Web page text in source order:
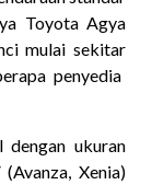
Toyota Agya
mulai sekitar
penyedia
ukuran
Xenia)